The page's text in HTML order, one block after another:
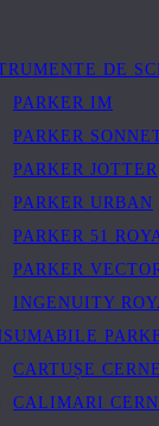
DE
PARKER IM
PARKER
PARKER JOTTER
PARKER URBAN
PARKER 51
PARKER
INGENUITY
CARTUȘE
CALIMARI